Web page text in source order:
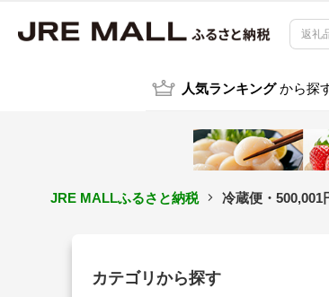
人気ランキング から探
JRE MALLふるさと納税 冷蔵便・500,001
カテゴリから探す